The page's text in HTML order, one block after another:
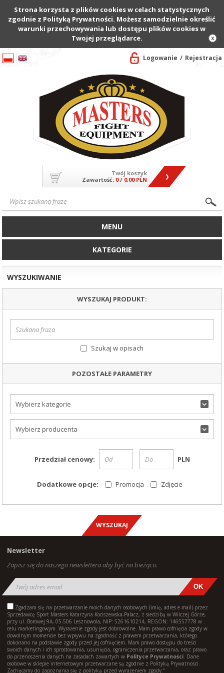
Strona korzysta z plików cookies w celach statystycznych
zgodnie z Polityką Prywatności. Możesz samodzielnie określić
warunki przechowywania lub dostępu plików cookies w
Twojej przeglądarce.
Logowanie Rejestracja
Twój koszyk
Zawartość: 0/ 0,00 PLN
MENU
KATEGORIE
WYSZUKIWANIE
WYSZUKAJ PRODUKT:
Szukaj w opisach
POZOSTAŁE PARAMETRY
Wybierz kategorie
Wybierz producenta
Przedział cenowy: PLN
Dodatkowe opcje: Promocja Zdjęcie
Newsletter
Zapisz się do naszego newslettera aby być na bieżąco.
Zgadzam się na przetwarzanie moich danych osobowych (imię, adres e-mail) przez
Sprzedawcę Sport Masters Katarzyna Kociszewska-Palacz, z siedzibą w Wilczej Górze,
przy ul. Borowej 9A, 05-506 Lesznowola, NIP: 5261610214, REGON: 146557778 w
celu marketingowym. Wyrażenie zgody jest dobrowolne. Mam prawo cofnięcia zgody w
dowolnym momencie bez wpływu na zgodność z prawem przetwarzania, którego
dokonano na podstawie zgody przed jej cofnięciem. Mam prawo dostępu do treści
swoich danych i ich sprostowania, usunięcia, ograniczenia przetwarzania, oraz prawo
do przenoszenia danych na zasadach zawartych w Polityce Prywatności. Dane
osobowe w sklepie internetowym przetwarzane są zgodnie z Polityką Prywatności.
Zachęcamy do zapoznania się z polityką przed wyrażeniem zgody.”